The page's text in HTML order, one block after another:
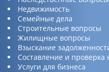
Недвижимость
Семейные дела
Строительные вопросы
Жилищные вопросы
Взыскание
Составление и
Услуги для бизнеса